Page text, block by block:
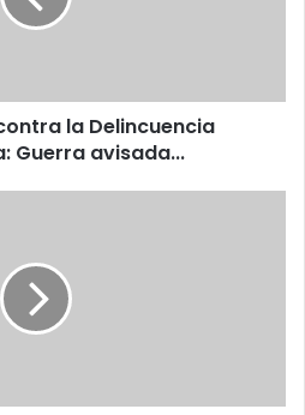
la Delincuencia
Guerra avisada...